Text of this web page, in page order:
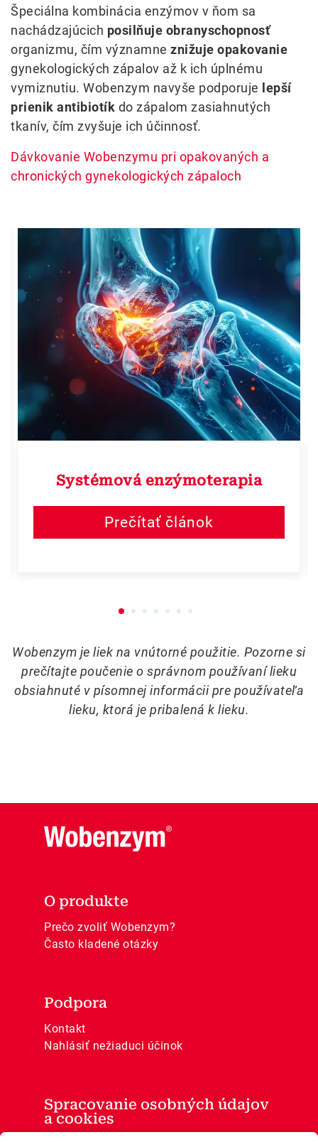
Špeciálna kombinácia enzýmov v ňom sa
nachádzajúcich posilňuje obranyschopnosť
organizmu, čím významne znižuje opakovanie
gynekologických zápalov až k ich úplnému
vymiznutiu. Wobenzym navyše podporuje lepší
prienik antibiotík do zápalom zasiahnutých
tkanív, čím zvyšuje ich účinnosť.
Dávkovanie Wobenzymu pri opakovaných a
chronických gynekologických zápaloch
Systémová enzýmoterapia
Prečítať článok
Wobenzym je liek na vnútorné použitie. Pozorne si
prečítajte poučenie o správnom používaní lieku
obsiahnuté v písomnej informácii pre používateľa
lieku, ktorá je pribalená k lieku.
O produkte
Prečo zvoliť Wobenzym?
Často kladené otázky
Podpora
Kontakt
Nahlásiť nežiaduci účinok
Spracovanie osobných údajov
a cookies